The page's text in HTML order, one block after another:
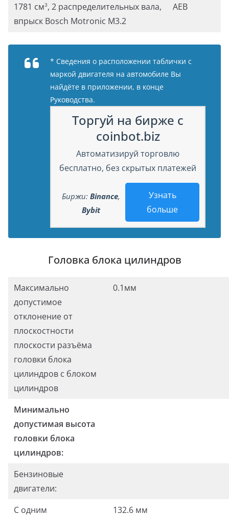
1781 см3, 2 распределительных вала,
впрыск Bosch Motronic М3.2
AEB
* Сведения о расположении таблички с
маркой двигателя на автомобиле Вы
найдёте в приложении, в конце
Руководства.
Торгуй на бирже с
coinbot.biz
Автоматизируй торговлю
бесплатно, без скрытых платежей
Узнать
больше
Биржи: Binance,
Bybit
Головка блока цилиндров
Максимально
допустимое
отклонение от
плоскостности
плоскости разъёма
головки блока
цилиндров с блоком
цилиндров
0.1мм
Минимально
допустимая высота
головки блока
цилиндров:
Бензиновые
двигатели:
С одним
132.6 мм